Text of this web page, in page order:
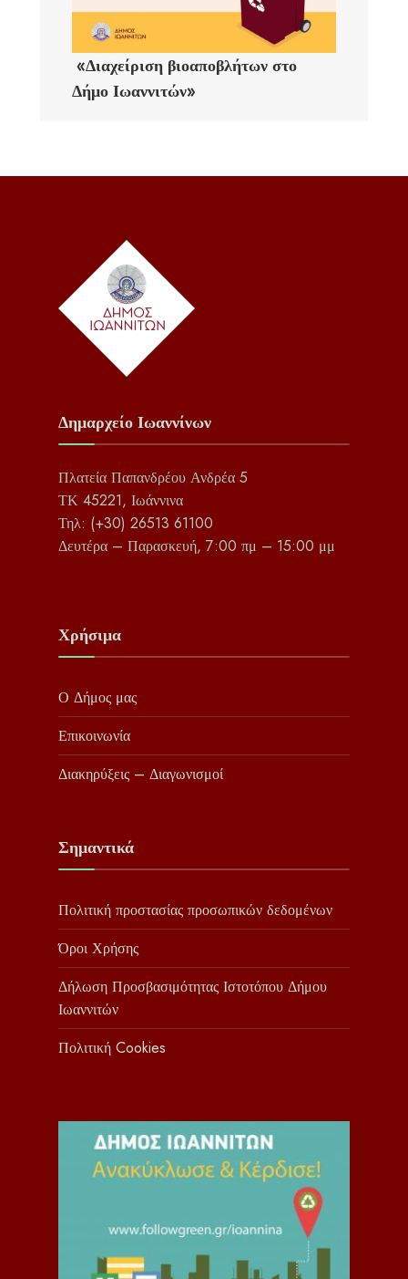
«Διαχείριση βιοαποβλήτων στο
Δήμο Ιωαννιτών»
Δημαρχείο Ιωαννίνων
Πλατεία Παπανδρέου Ανδρέα 5
ΤΚ 45221, Ιωάννινα
Τηλ: (+30) 26513 61100
Δευτέρα – Παρασκευή, 7:00 πμ – 15:00 μμ
Χρήσιμα
Ο Δήμος μας
Επικοινωνία
Διακηρύξεις – Διαγωνισμοί
Σημαντικά
Πολιτική προστασίας προσωπικών δεδομένων
Όροι Χρήσης
Δήλωση Προσβασιμότητας Ιστοτόπου Δήμου
Ιωαννιτών
Πολιτική Cookies